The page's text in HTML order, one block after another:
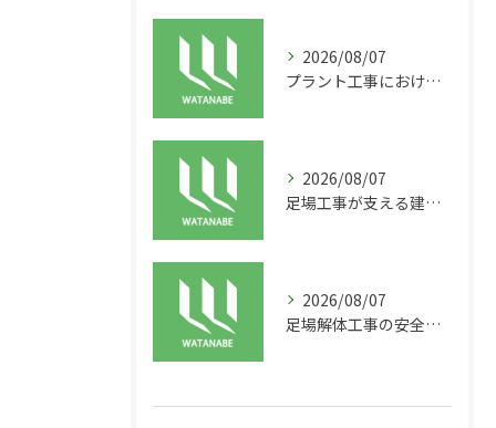
2026/08/07
プラント工事における足場工事の安全対策と施工の重要性
2026/08/07
足場工事が支える建物の長寿命化と外装塗装の重要性
2026/08/07
足場解体工事の安全性と効率化のポイント